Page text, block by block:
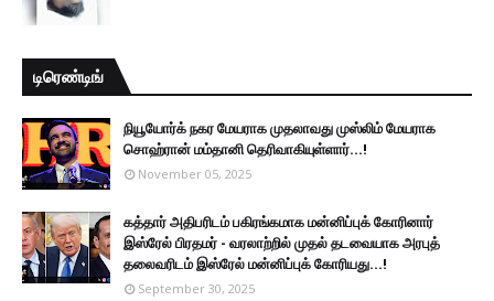
டிரெண்டிங்
நியூயோர்க் நகர மேயராக முதலாவது முஸ்லிம் மேயராக
சொஹ்ரான் மம்தானி தெரிவாகியுள்ளார்...!
November 05, 2025
கத்தார் அதிபரிடம் பகிரங்கமாக மன்னிப்புக் கோரினார்
இஸ்ரேல் பிரதமர் - வரலாற்றில் முதல் தடவையாக அரபுத்
தலைவரிடம் இஸ்ரேல் மன்னிப்புக் கோரியது...!
September 30, 2025